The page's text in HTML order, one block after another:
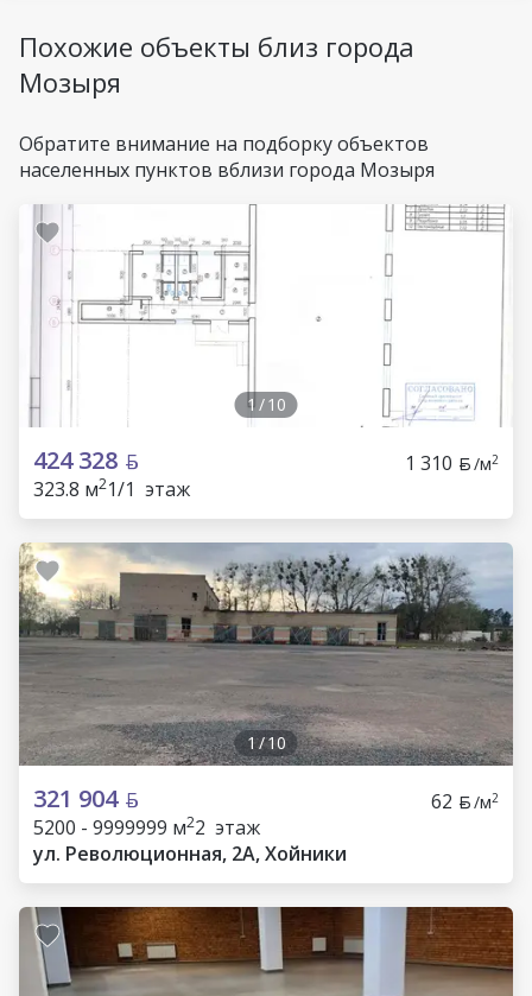
Похожие объекты близ города
Мозыря
Обратите внимание на подборку объектов
населенных пунктов вблизи города Мозыря
1/10
424 328 1 310 /м2
323.8 м21/1 этаж
1/10
321 904 62 /м2
5200 - 9999999 м22 этаж
ул. Революционная, 2А, Хойники